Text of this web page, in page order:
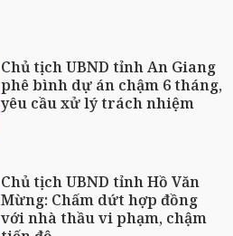
Chủ tịch UBND tỉnh An Giang
phê bình dự án chậm 6 tháng,
yêu cầu xử lý trách nhiệm
Chủ tịch UBND tỉnh Hồ Văn
Mừng: Chấm dứt hợp đồng
với nhà thầu vi phạm, chậm